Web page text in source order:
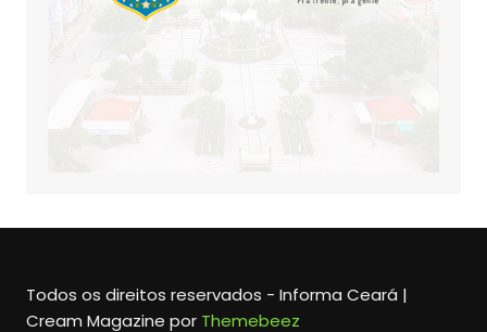
Todos os direitos reservados - Informa Ceará |
Cream Magazine por Themebeez